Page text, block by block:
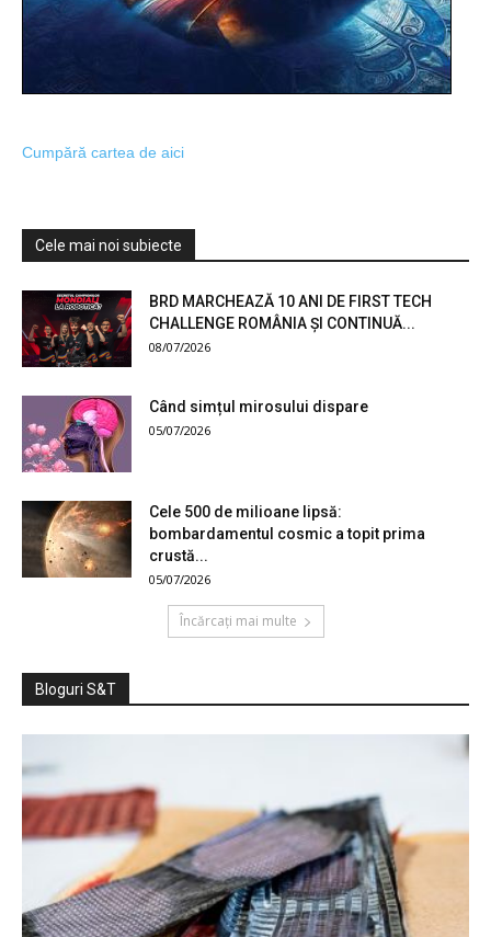
Cumpără cartea de aici
Cele mai noi subiecte
BRD MARCHEAZĂ 10 ANI DE FIRST TECH
CHALLENGE ROMÂNIA ȘI CONTINUĂ...
08/07/2026
Când simțul mirosului dispare
05/07/2026
Cele 500 de milioane lipsă:
bombardamentul cosmic a topit prima
crustă...
05/07/2026
Încărcați mai multe
Bloguri S&T